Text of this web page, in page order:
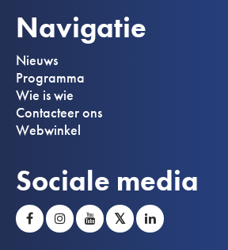
Navigatie
Nieuws
Programma
Wie is wie
Contacteer ons
Webwinkel
Sociale media
𝕏